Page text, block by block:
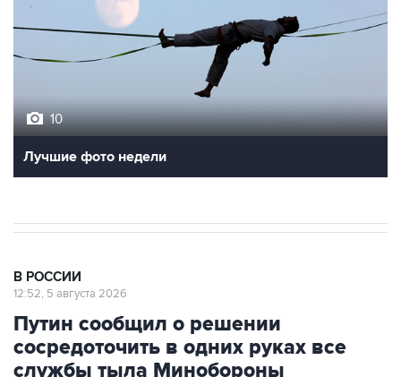
10
Лучшие фото недели
В РОССИИ
12:52, 5 августа 2026
Путин сообщил о решении
сосредоточить в одних руках все
службы тыла Минобороны